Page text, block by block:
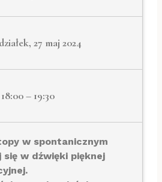
27 maj 2024
18:00 – 19:30
w spontanicznym
się w dźwięki pięknej